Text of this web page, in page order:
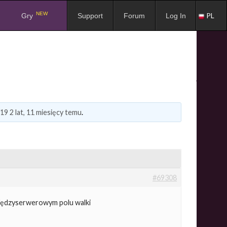
Gry NEW Support Forum Log In PL
2 lat, 11 miesięcy temu.
#69308
polu walki